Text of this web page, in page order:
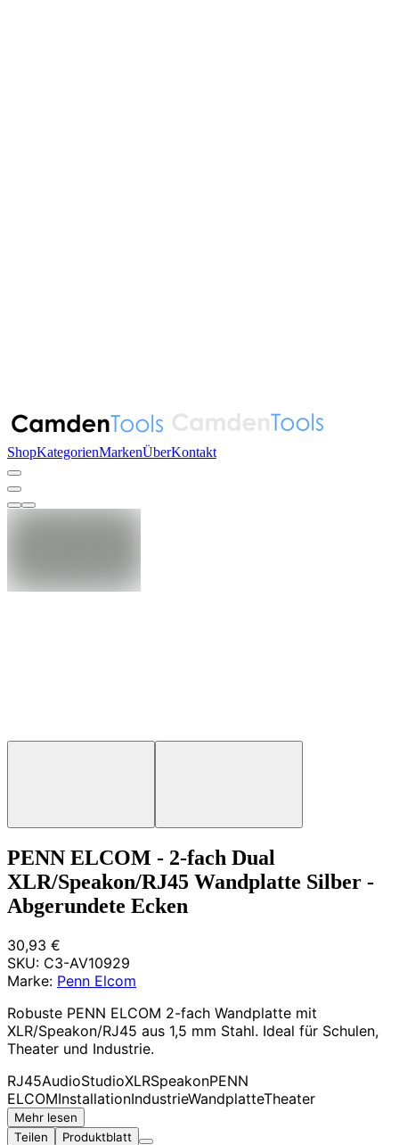
ShopKategorienMarkenÜberKontakt
PENN ELCOM - 2-fach Dual
XLR/Speakon/RJ45 Wandplatte Silber -
Abgerundete Ecken
30,93 €
SKU: C3-AV10929
Marke: Penn Elcom
Robuste PENN ELCOM 2-fach Wandplatte mit
XLR/Speakon/RJ45 aus 1,5 mm Stahl. Ideal für Schulen,
Theater und Industrie.
RJ45AudioStudioXLRSpeakonPENN
ELCOMInstallationIndustrieWandplatteTheater
Mehr lesen
Teilen
Produktblatt